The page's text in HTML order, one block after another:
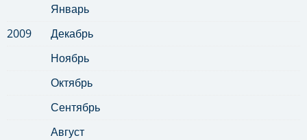
Январь
2009
Декабрь
Ноябрь
Октябрь
Сентябрь
Август